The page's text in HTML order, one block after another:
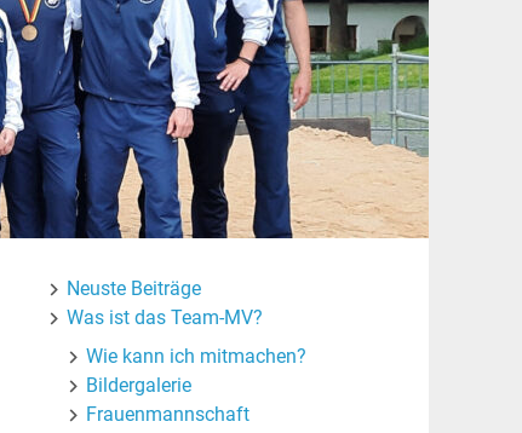
Neuste Beiträge
Was ist das Team-MV?
Wie kann ich mitmachen?
Bildergalerie
Frauenmannschaft